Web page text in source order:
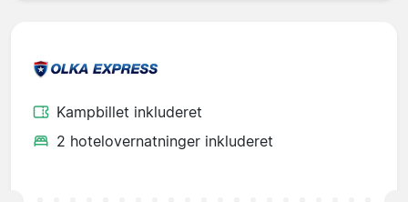
Kampbillet inkluderet
2 hotelovernatninger inkluderet